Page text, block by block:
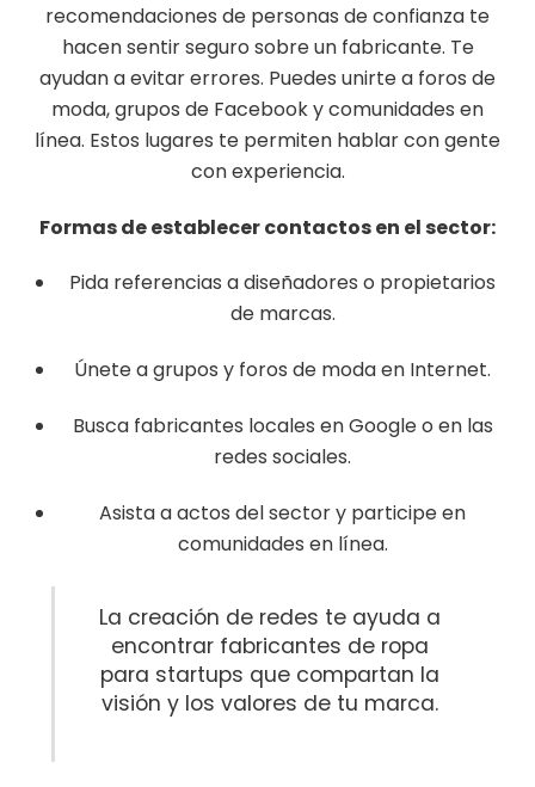
recomendaciones de personas de confianza te
hacen sentir seguro sobre un fabricante. Te
ayudan a evitar errores. Puedes unirte a foros de
moda, grupos de Facebook y comunidades en
línea. Estos lugares te permiten hablar con gente
con experiencia.
Formas de establecer contactos en el sector:
Pida referencias a diseñadores o propietarios
de marcas.
Únete a grupos y foros de moda en Internet.
Busca fabricantes locales en Google o en las
redes sociales.
Asista a actos del sector y participe en
comunidades en línea.
La creación de redes te ayuda a
encontrar fabricantes de ropa
para startups que compartan la
visión y los valores de tu marca.